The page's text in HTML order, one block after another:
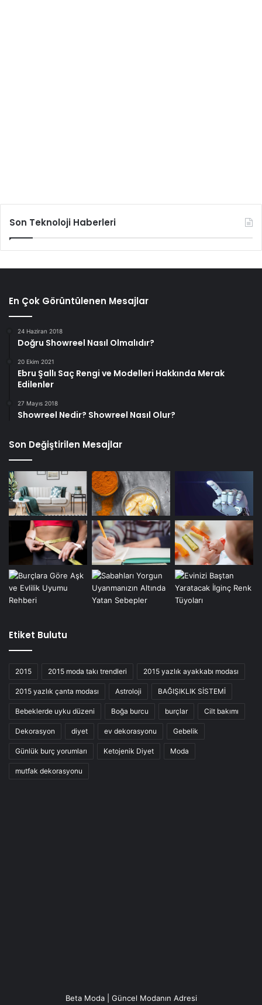
Son Teknoloji Haberleri
En Çok Görüntülenen Mesajlar
24 Haziran 2018
Doğru Showreel Nasıl Olmalıdır?
20 Ekim 2021
Ebru Şallı Saç Rengi ve Modelleri Hakkında Merak
Edilenler
27 Mayıs 2018
Showreel Nedir? Showreel Nasıl Olur?
Son Değiştirilen Mesajlar
Etiket Bulutu
2015 2015 moda takı trendleri 2015 yazlık ayakkabı modası
2015 yazlık çanta modası Astroloji BAĞIŞIKLIK SİSTEMİ
Bebeklerde uyku düzeni Boğa burcu burçlar Cilt bakımı
Dekorasyon diyet ev dekorasyonu Gebelik
Günlük burç yorumları Ketojenik Diyet Moda
mutfak dekorasyonu
Beta Moda | Güncel Modanın Adresi